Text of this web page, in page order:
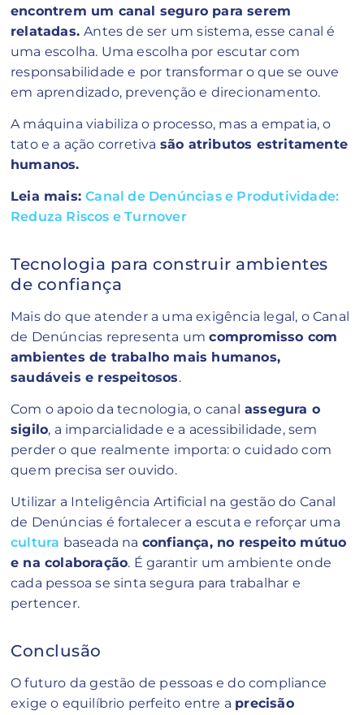
encontrem um canal seguro para serem
relatadas.Antes de ser um sistema, esse canal é
uma escolha. Uma escolha por escutar com
responsabilidade e por transformar o que se ouve
em aprendizado, prevenção e direcionamento.
A máquina viabiliza o processo, mas a empatia, o
tato e a ação corretiva são atributos estritamente
humanos.
Leia mais:Canal de Denúncias e Produtividade:
Reduza Riscos e Turnover
Tecnologia para construir ambientes
de confiança
Mais do que atender a uma exigência legal, o Canal
de Denúncias representa umcompromisso com
ambientes de trabalho mais humanos,
saudáveis e respeitosos.
Com o apoio da tecnologia, o canal assegura o
sigilo, a imparcialidade e a acessibilidade, sem
perder o que realmente importa: o cuidado com
quem precisa ser ouvido.
Utilizar a Inteligência Artificial na gestão do Canal
de Denúncias é fortalecer a escuta e reforçar uma
cultura baseada na confiança, no respeito mútuo
e na colaboração. É garantir um ambiente onde
cada pessoa se sinta segura para trabalhar e
pertencer.
Conclusão
O futuro da gestão de pessoas e do compliance
exige o equilíbrio perfeito entre a precisão